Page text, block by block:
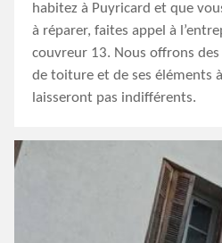
habitez à Puyricard et que
à réparer, faites appel à
couvreur 13. Nous offrons
de toiture et de ses éléments
laisseront pas indifférents.